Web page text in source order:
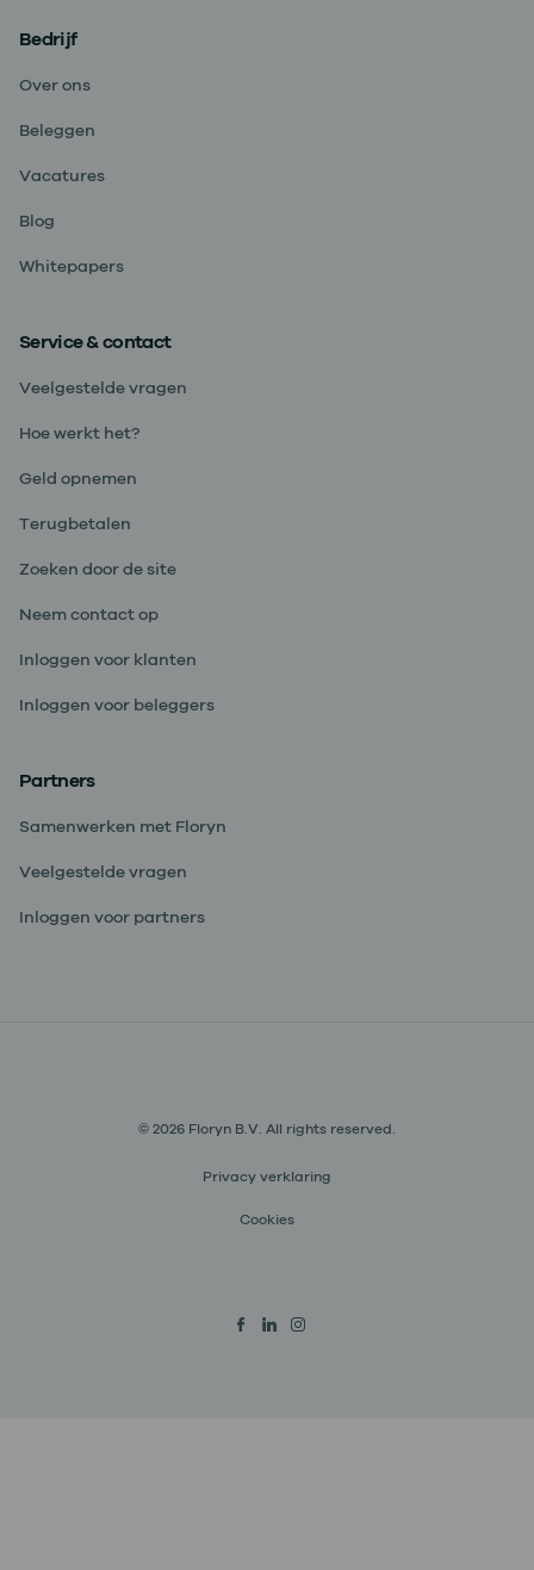
Bedrijf
Over ons
Beleggen
Vacatures
Blog
Whitepapers
Service & contact
Veelgestelde vragen
Hoe werkt het?
Geld opnemen
Terugbetalen
Zoeken door de site
Neem contact op
Inloggen voor klanten
Inloggen voor beleggers
Partners
Samenwerken met Floryn
Veelgestelde vragen
Inloggen voor partners
© 2026 Floryn B.V. All rights reserved.
Privacy verklaring
Cookies